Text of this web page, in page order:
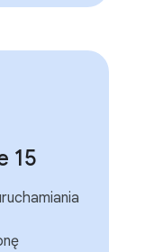
15